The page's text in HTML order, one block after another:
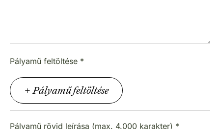
Pályamű feltöltése *
Pályamű rövid leírása (max. 4.000 karakter) *